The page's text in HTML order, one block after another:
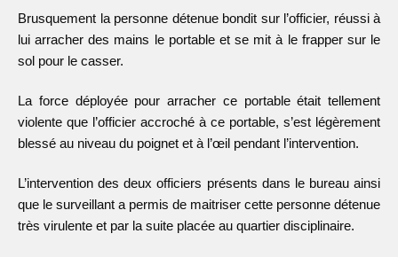
Brusquement la personne détenue bondit sur l’officier, réussi à
lui arracher des mains le portable et se mit à le frapper sur le
sol pour le casser.
La force déployée pour arracher ce portable était tellement
violente que l’officier accroché à ce portable, s’est légèrement
blessé au niveau du poignet et à l’œil pendant l’intervention.
L’intervention des deux officiers présents dans le bureau ainsi
que le surveillant a permis de maitriser cette personne détenue
très virulente et par la suite placée au quartier disciplinaire.